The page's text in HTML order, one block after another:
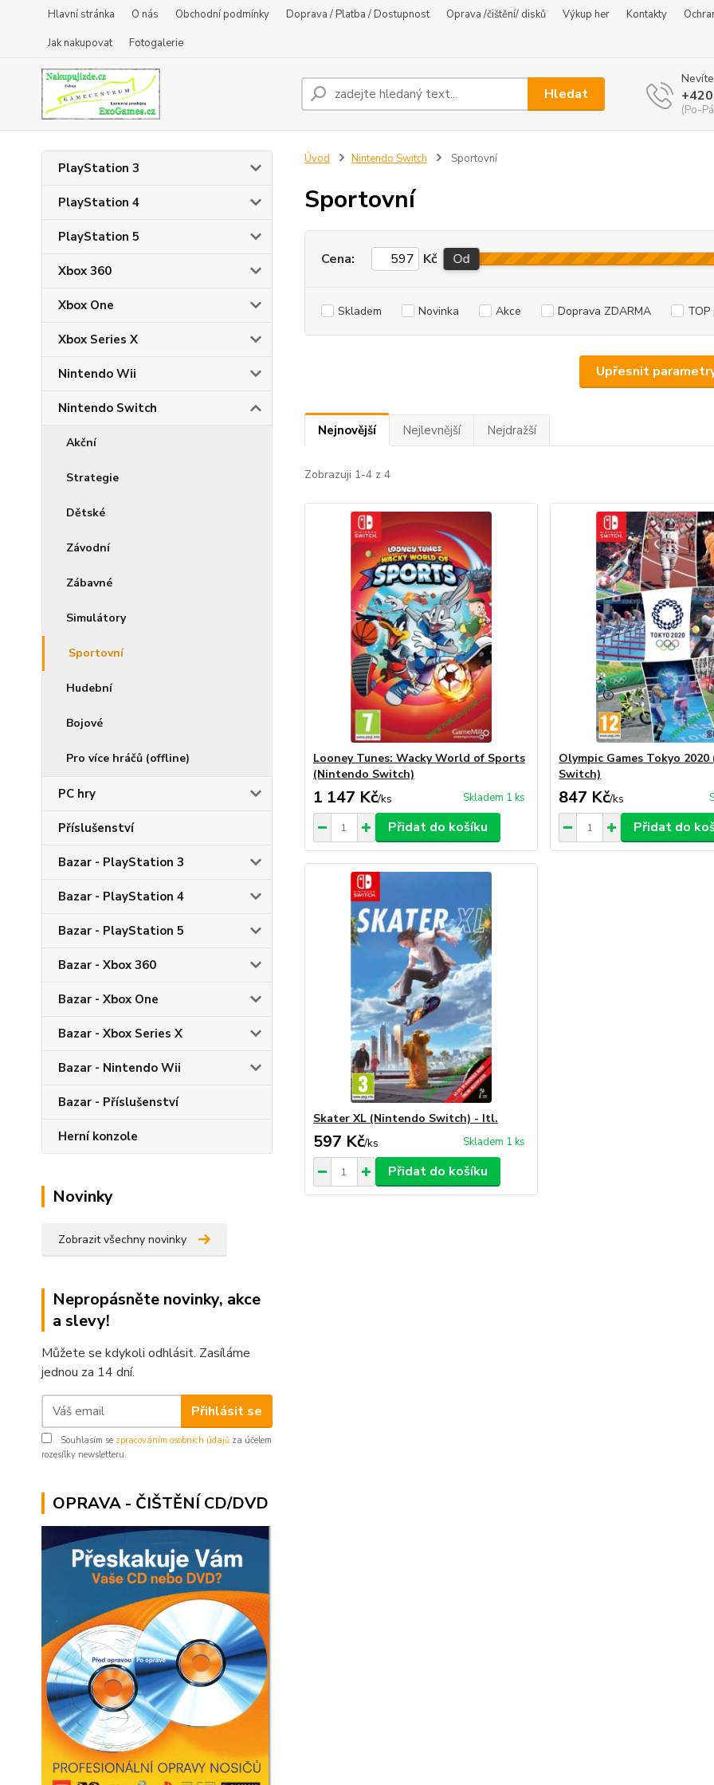
Hlavní stránka O nás Obchodní podmínky Doprava / Platba / Dostupnost Oprava /čištění/ disků Výkup her Kontakty
Jak nakupovat
Fotogalerie
Hledat
(Po-
PlayStation 3
PlayStation 4
PlayStation 5
Xbox 360
Xbox One
Xbox Series X
Nintendo Wii
Nintendo Switch
Akční
Strategie
Dětské
Závodní
Zábavné
Simulátory
Sportovní
Hudební
Bojové
Pro více hráčů (offline)
PC hry
Příslušenství
Bazar - PlayStation 3
Bazar - PlayStation 4
Bazar - PlayStation 5
Bazar - Xbox 360
Bazar - Xbox One
Bazar - Xbox Series X
Bazar - Nintendo Wii
Bazar - Příslušenství
Herní konzole
Novinky
Zobrazit všechny novinky
Nepropásněte novinky, akce
a slevy!
Můžete se kdykoli odhlásit. Zasíláme
jednou za 14 dní.
Přihlásit se
Souhlasím se zpracováním osobních údajů za účelem
rozesílky newsletteru.
OPRAVA - ČIŠTĚNÍ CD/DVD
Úvod Nintendo Switch Sportovní
Sportovní
Upřesnit
Cena: Kč Od
Skladem Novinka Akce Doprava ZDARMA
Nejnovější Nejlevnější Nejdražší
Zobrazuji 1-4 z 4
Looney Tunes: Wacky World of Sports
(Nintendo Switch)
1 147 Kč/ks Skladem 1 ks
Přidat do košíku
Olympic Games Tokyo
Switch)
847 Kč/ks
Přidat do
Skater XL (Nintendo Switch) - Itl.
597 Kč/ks Skladem 1 ks
Přidat do košíku